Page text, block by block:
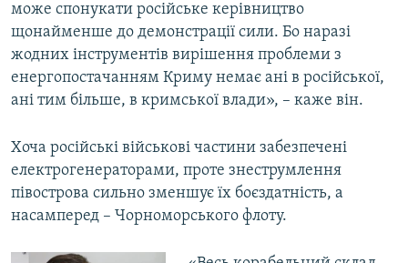
може спонукати російське керівництво
щонайменше до демонстрації сили. Бо наразі
жодних інструментів вирішення проблеми з
енергопостачанням Криму немає ані в російської,
ані тим більше, в кримської влади», – каже він.
Хоча російські військові частини забезпечені
електрогенераторами, проте знеструмлення
півострова сильно зменшує їх боєздатність, а
насамперед – Чорноморського флоту.